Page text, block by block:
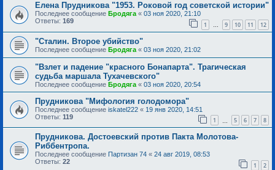
Елена Прудникова "1953. Роковой год советской истории"
Последнее сообщение Бродяга « 03 ноя 2020, 21:10
Ответы: 169 1 … 9 10 11 12
"Сталин. Второе убийство"
Последнее сообщение Бродяга « 03 ноя 2020, 21:02
"Взлет и падение "красного Бонапарта". Трагическая
судьба маршала Тухачевского"
Последнее сообщение Бродяга « 03 ноя 2020, 20:54
Прудникова "Мифология голодомора"
Последнее сообщение iskatel222 « 19 янв 2020, 14:51
Ответы: 119 1 5 6 7 8
Прудникова. Достоевский против Пакта Молотова-
Риббентропа.
Последнее сообщение Партизан 74 « 24 авг 2019, 08:53
Ответы: 22 1 2